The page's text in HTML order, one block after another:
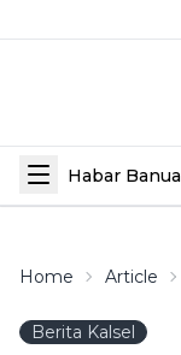
Habar Banua
Home Article
Berita Kalsel